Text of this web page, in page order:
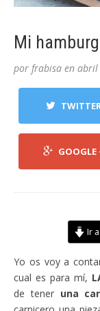
Mi
por frabisa en abril
GOOGLE
Ir
Yo os voy a
cual es para mí,
de tener una